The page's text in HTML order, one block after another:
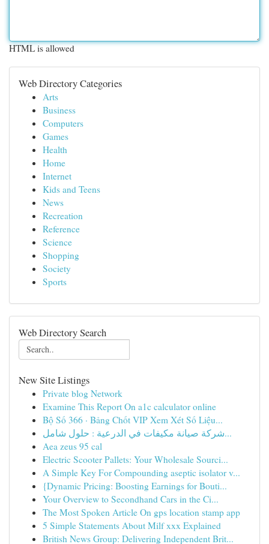
HTML is allowed
Web Directory Categories
Arts
Business
Computers
Games
Health
Home
Internet
Kids and Teens
News
Recreation
Reference
Science
Shopping
Society
Sports
Web Directory Search
New Site Listings
Private blog Network
Examine This Report On a1c calculator online
Bộ Số 366 · Bảng Chốt VIP Xem Xét Số Liệu...
شركة صيانة مكيفات في الدرعية : حلول شامل...
Aea zeus 95 cal
Electric Scooter Pallets: Your Wholesale Sourci...
A Simple Key For Compounding aseptic isolator v...
{Dynamic Pricing: Boosting Earnings for Bouti...
Your Overview to Secondhand Cars in the Ci...
The Most Spoken Article On gps location stamp app
5 Simple Statements About Milf xxx Explained
British News Group: Delivering Independent Brit...